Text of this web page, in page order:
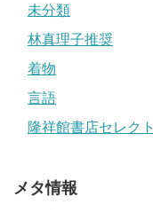
未分類
林真理子推奨
着物
言語
隆祥館書店セレクト
メタ情報